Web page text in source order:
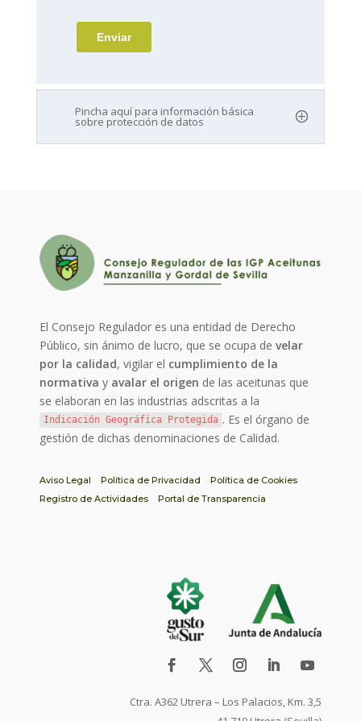
Pincha aquí para información básica
sobre protección de datos
El Consejo Regulador es una entidad de Derecho
Público, sin ánimo de lucro, que se ocupa develar
por la calidad, vigilar el cumplimiento de la
normativa y avalar el origen de las aceitunas que
se elaboran en las industrias adscritas a la
Indicación Geográfica Protegida . Es el órgano de
gestión de dichas denominaciones de Calidad.
Aviso Legal Política de Privacidad
Política de Cookies
Registro de Actividades
Portal de Transparencia
Ctra. A362 Utrera – Los Palacios, Km. 3,5